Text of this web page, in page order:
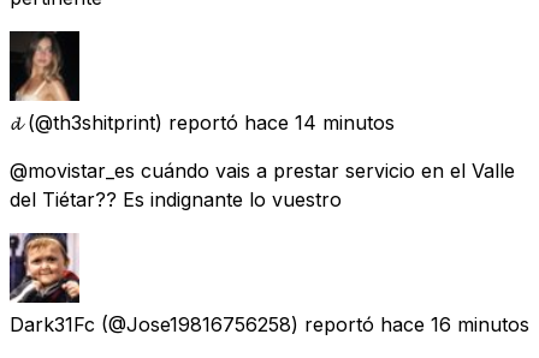
𝓭 (@th3shitprint) reportó hace 14 minutos
@movistar_es cuándo vais a prestar servicio en el Valle
del Tiétar?? Es indignante lo vuestro
Dark31Fc (@Jose19816756258) reportó hace 16 minutos